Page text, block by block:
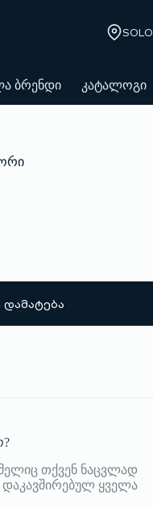
SOLO
ბრენდი კატალოგი
თქვენ ნაცვლად
დაკავშირებულ ყველა